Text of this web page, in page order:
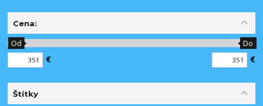
Cena:
€
Od Do
€
Štítky